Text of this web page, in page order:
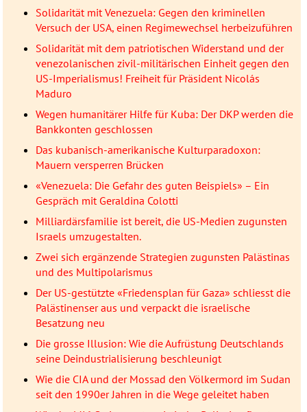
Solidarität mit Venezuela: Gegen den kriminellen
Versuch der USA, einen Regimewechsel herbeizuführen
Solidarität mit dem patriotischen Widerstand und der
venezolanischen zivil-militärischen Einheit gegen den
US-Imperialismus! Freiheit für Präsident Nicolás
Maduro
Wegen humanitärer Hilfe für Kuba: Der DKP werden die
Bankkonten geschlossen
Das kubanisch-amerikanische Kulturparadoxon:
Mauern versperren Brücken
«Venezuela: Die Gefahr des guten Beispiels» – Ein
Gespräch mit Geraldina Colotti
Milliardärsfamilie ist bereit, die US-Medien zugunsten
Israels umzugestalten.
Zwei sich ergänzende Strategien zugunsten Palästinas
und des Multipolarismus
Der US-gestützte «Friedensplan für Gaza» schliesst die
Palästinenser aus und verpackt die israelische
Besatzung neu
Die grosse Illusion: Wie die Aufrüstung Deutschlands
seine Deindustrialisierung beschleunigt
Wie die CIA und der Mossad den Völkermord im Sudan
seit den 1990er Jahren in die Wege geleitet haben